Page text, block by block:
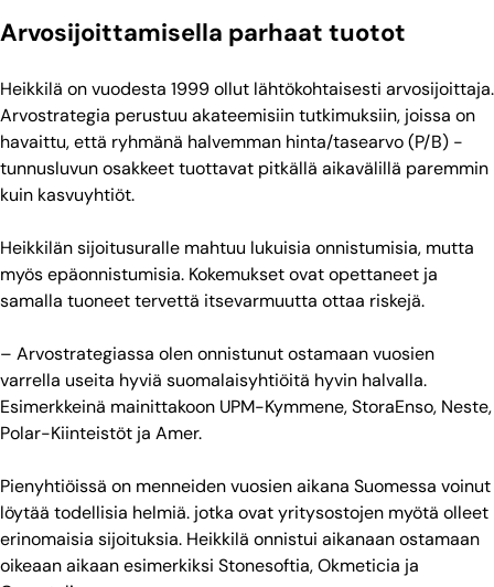
Arvosijoittamisella parhaat tuotot
Heikkilä on vuodesta 1999 ollut lähtökohtaisesti arvosijoittaja.
Arvostrategia perustuu akateemisiin tutkimuksiin, joissa on
havaittu, että ryhmänä halvemman hinta/tasearvo (P/B) -
tunnusluvun osakkeet tuottavat pitkällä aikavälillä paremmin
kuin kasvuyhtiöt.
Heikkilän sijoitusuralle mahtuu lukuisia onnistumisia, mutta
myös epäonnistumisia. Kokemukset ovat opettaneet ja
samalla tuoneet tervettä itsevarmuutta ottaa riskejä.
– Arvostrategiassa olen onnistunut ostamaan vuosien
varrella useita hyviä suomalaisyhtiöitä hyvin halvalla.
Esimerkkeinä mainittakoon UPM-Kymmene, StoraEnso, Neste,
Polar-Kiinteistöt ja Amer.
Pienyhtiöissä on menneiden vuosien aikana Suomessa voinut
löytää todellisia helmiä. jotka ovat yritysostojen myötä olleet
erinomaisia sijoituksia. Heikkilä onnistui aikanaan ostamaan
oikeaan aikaan esimerkiksi Stonesoftia, Okmeticia ja